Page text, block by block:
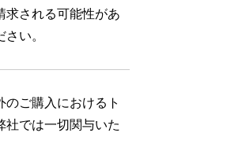
求される可能性があ
い。
のご購入におけるト
社では一切関与いた